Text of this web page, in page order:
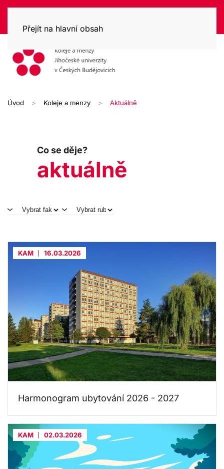
Přejít na hlavní obsah
Úvod Koleje a menzy Aktuálně
Co se děje?
aktuálně
KAM 16.03.2026
Harmonogram ubytování 2026 - 2027
KAM 02.03.2026